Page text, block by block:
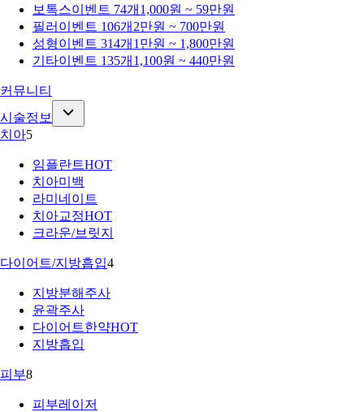
보톡스이벤트 74개 1,000원 ~ 59만원
필러 이벤트 106개 2만원 ~ 700만원
성형이벤트 314개 1만원 ~ 1,800만원
기타이벤트 135개 1,100원 ~ 440만원
커뮤니티
시술정보
치아5
임플란트HOT
치아미백
라미네이트
치아교정HOT
크라운/브릿지
다이어트/지방흡입4
지방분해주사
윤곽주사
다이어트한약HOT
지방흡입
피부8
피부레이저